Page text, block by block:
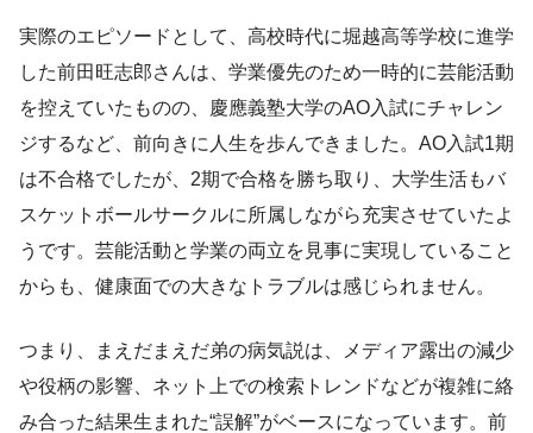
実際のエピソードとして、高校時代に堀越高等学校に進学
した前田旺志郎さんは、学業優先のため一時的に芸能活動
を控えていたものの、慶應義塾大学のAO入試にチャレン
ジするなど、前向きに人生を歩んできました。AO入試1期
は不合格でしたが、2期で合格を勝ち取り、大学生活もバ
スケットボールサークルに所属しながら充実させていたよ
うです。芸能活動と学業の両立を見事に実現していること
からも、健康面での大きなトラブルは感じられません。
つまり、まえだまえだ弟の病気説は、メディア露出の減少
や役柄の影響、ネット上での検索トレンドなどが複雑に絡
み合った結果生まれた“誤解”がベースになっています。前